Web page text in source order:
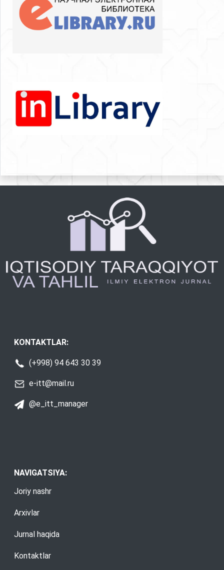
KONTAKTLAR:
(+998) 94 643 30 39
e-itt@mail.ru
@e_itt_manager
NAVIGATSIYA:
Joriy nashr
Arxivlar
Jurnal haqida
Kontaktlar